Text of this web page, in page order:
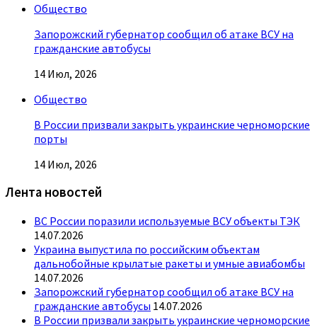
Общество
Запорожский губернатор сообщил об атаке ВСУ на
гражданские автобусы
14 Июл, 2026
Общество
В России призвали закрыть украинские черноморские
порты
14 Июл, 2026
Лента новостей
ВС России поразили используемые ВСУ объекты ТЭК
14.07.2026
Украина выпустила по российским объектам
дальнобойные крылатые ракеты и умные авиабомбы
14.07.2026
Запорожский губернатор сообщил об атаке ВСУ на
гражданские автобусы 14.07.2026
В России призвали закрыть украинские черноморские